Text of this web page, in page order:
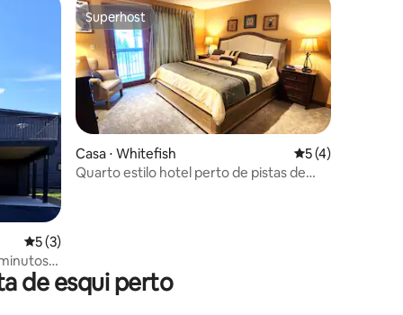
5 de uma avaliação média de 5, 3 avaliações
5 (3)
de
Superhost
Superhost
Casa ⋅ Whitefish 5 de uma
5 (4)
Quarto estilo hotel perto de pistas de
de esqui perto